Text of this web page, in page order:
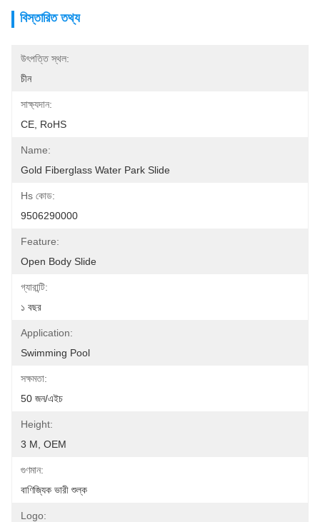
বিস্তারিত তথ্য
উৎপত্তি স্থল:
চীন
সাক্ষ্যদান:
CE, RoHS
Name:
Gold Fiberglass Water Park Slide
Hs কোড:
9506290000
Feature:
Open Body Slide
গ্যারান্টি:
১ বছর
Application:
Swimming Pool
সক্ষমতা:
50 জন/এইচ
Height:
3 M, OEM
গুণমান:
বাণিজ্যিক ভারী শুল্ক
Logo: